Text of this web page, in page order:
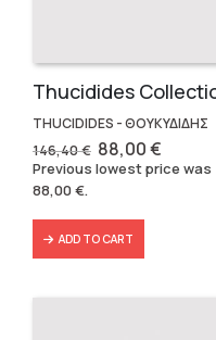
THUCIDIDES - ΘΟΥΚΥΔΙΔΗΣ
146,40€ Original
price
was:
88,00€Current
price
is:
Previous lowest price was
88,00€.
ADD TO CART